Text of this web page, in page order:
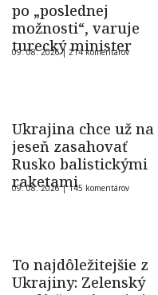
po „poslednej
možnosti“, varuje
turecký minister
09. 08. 2026 | 214 komentárov
Ukrajina chce už na
jeseň zasahovať
Rusko balistickými
raketami
09. 08. 2026 |145 komentárov
To najdôležitejšie z
Ukrajiny: Zelenský